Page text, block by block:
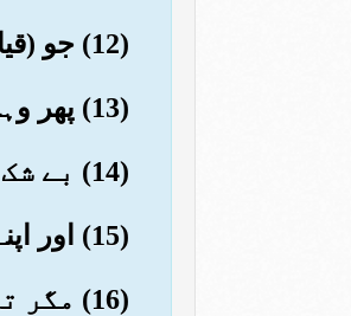
(12) جو (قیامت کو) بڑی (تیز) آگ میں داخل ہو گا
(13) پھر وہاں نہ مرے گا اور نہ جئے گا
(14) بے شک وہ مراد کو پہنچ گیا جو پاک ہوا
(15) اور اپنے پروردگار کے نام کا ذکر کرتا رہا اور نماز پڑھتا رہا
(16) مگر تم لوگ تو دنیا کی زندگی کو اختیار کرتے ہو